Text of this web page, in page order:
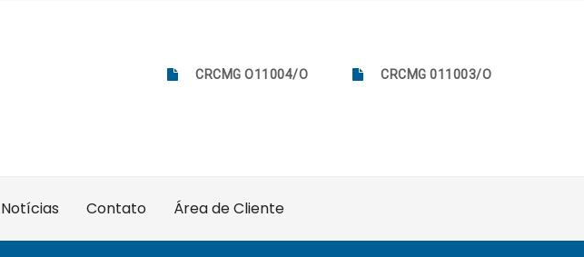
CRCMG O11004/O CRCMG 011003/O
Notícias Contato Área de Cliente